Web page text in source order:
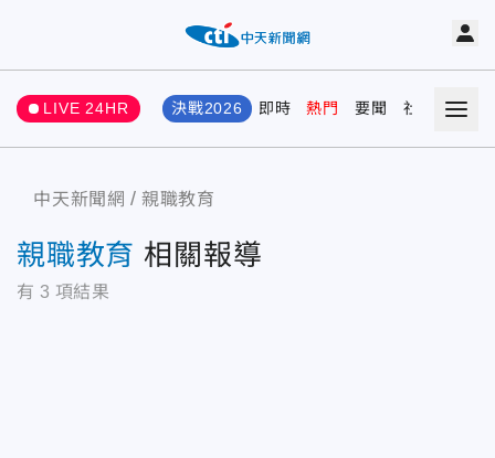
LIVE 24HR 決戰2026 即時 熱門 要聞 社會 娛樂
中天新聞網 親職教育
親職教育 相關報導
有 3 項結果